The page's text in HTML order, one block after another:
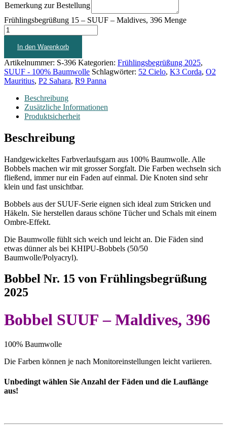
Bemerkung zur Bestellung
Frühlingsbegrüßung 15 – SUUF – Maldives, 396 Menge
In den Warenkorb
Artikelnummer: S-396 Kategorien: Frühlingsbegrüßung 2025,
SUUF - 100% Baumwolle Schlagwörter: 52 Cielo, K3 Corda, O2
Mauritius, P2 Sahara, R9 Panna
Beschreibung
Zusätzliche Informationen
Produktsicherheit
Beschreibung
Handgewickeltes Farbverlaufsgarn aus 100% Baumwolle. Alle
Bobbels machen wir mit grosser Sorgfalt. Die Farben wechseln sich
fließend, immer nur ein Faden auf einmal. Die Knoten sind sehr
klein und fast unsichtbar.
Bobbels aus der SUUF-Serie eignen sich ideal zum Stricken und
Häkeln. Sie herstellen daraus schöne Tücher und Schals mit einem
Ombre-Effekt.
Die Baumwolle fühlt sich weich und leicht an. Die Fäden sind
etwas dünner als bei KHIPU-Bobbels (50/50
Baumwolle/Polyacryl).
Bobbel Nr. 15 von Frühlingsbegrüßung
2025
Bobbel SUUF – Maldives, 396
100% Baumwolle
Die Farben können je nach Monitoreinstellungen leicht variieren.
Unbedingt wählen Sie Anzahl der Fäden und die Lauflänge
aus!